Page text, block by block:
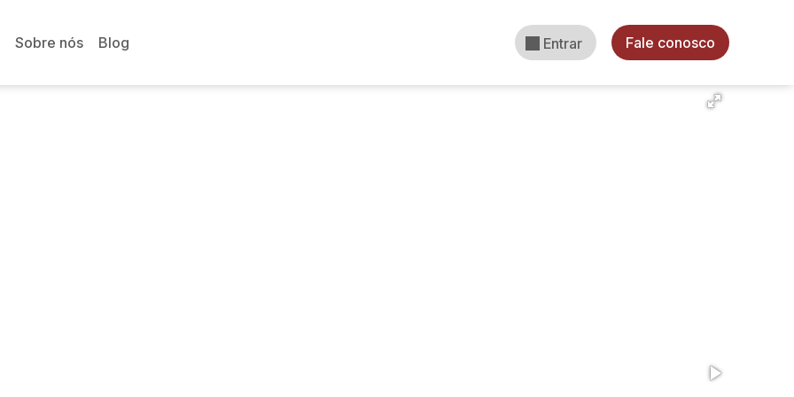
Fale conosco
Entrar
Blog
Sobre nós